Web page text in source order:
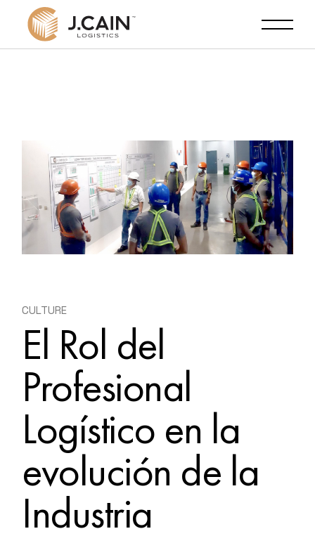
CULTURE
El Rol del
Profesional
Logístico en la
evolución de la
Industria